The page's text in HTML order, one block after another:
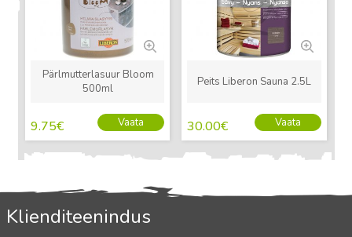
Pärlmutterlasuur Bloom
500ml
9.75€ Vaata
Peits Liberon Sauna 2.5L
30.00€ Vaata
Klienditeenindus